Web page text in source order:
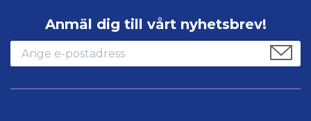
Anmäl dig till vårt nyhetsbrev!